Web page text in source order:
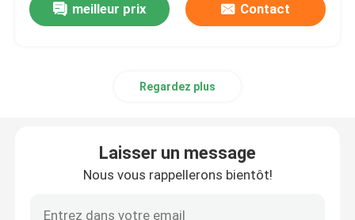
Matériau en cuivre
meilleur prix Contact
Regardez plus
Laisser un message
Nous vous rappellerons bientôt!